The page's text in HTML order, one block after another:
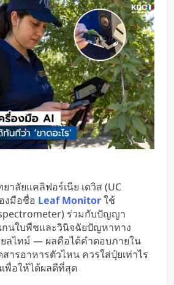
น Ago
เปิดตัว SUV พร้อมพื้นที่นอน
รองรับผู้โดยสารได้ 7 ที่นั่ง
1 วัน Ago
จัย NUS CDE พัฒนา “ผิว
ล็กทรอนิกส์” ที่รับรู้การสัมผัสและ
มแซมตัวเองใต้น้ำได้
น Ago
โดรนรบฝีมือคนไทย ทดสอบ
เร็จครั้งแรก
ฟอร์มคาร์พูลระหว่างเมือง ช่วย
ค่าน้ำมันและค่าทางด่วน
าลัยแคลิฟอร์เนีย เดวิส (UC
งมือชื่อ Leaf Monitorใช้
ร่วมกับปัญญา
นใบพืชและวินิจฉัยปัญหาทาง
ลไทม์ — ผลคือได้คำตอบภายใน
ารอาหารตัวไหน ควรใส่ปุ๋ยเท่าไร
พื่อให้ได้ผลดีที่สุด